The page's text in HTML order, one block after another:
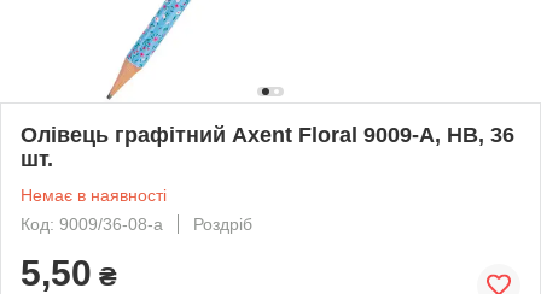
Олівець графітний Axent Floral 9009-A, НВ, 36
шт.
Немає в наявності
Код: 9009/36-08-a
Роздріб
5,50 ₴